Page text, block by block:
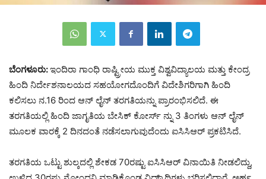
ಬೆಂಗಳೂರು:ಇಂದಿರಾ ಗಾಂಧಿ ರಾಷ್ಟ್ರೀಯ ಮುಕ್ತ ವಿಶ್ವವಿದ್ಯಾಲಯ ಮತ್ತು ಕೇಂದ್ರ
ಹಿಂದಿ ನಿರ್ದೇಶನಾಲಯದ ಸಹಯೋಗದೊಂದಿಗೆ ವಿದೇಶಿಗರಿಗಾಗಿ ಹಿಂದಿ
ಕಲಿಸಲು ನ.16 ರಿಂದ ಆನ್ ಲೈನ್ ತರಗತಿಯನ್ನು ಪ್ರಾರಂಭಿಸಲಿದೆ. ಈ
ತರಗತಿಯಲ್ಲಿ ಹಿಂದಿ ಜಾಗೃತಿಯ ಬೇಸಿಕ್ ಕೋರ್ಸ್ ನ್ನು 3 ತಿಂಗಳು ಆನ್ ಲೈನ್
ಮೂಲಕ ವಾರಕ್ಕೆ 2 ದಿನದಂತೆ ನಡೆಸಲಾಗುವುದೆಂದು ಐಸಿಸಿಆರ್ ಪ್ರಕಟಿಸಿದೆ.
ತರಗತಿಯ ಒಟ್ಟು ಶುಲ್ಕದಲ್ಲಿ ಶೇಕಡ 70ರಷ್ಟು ಐಸಿಸಿಆರ್ ವಿನಾಯಿತಿ ನೀಡಲಿದ್ದು,